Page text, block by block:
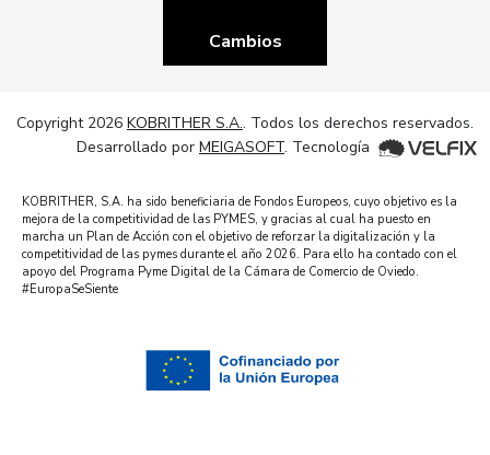
Cambios
Copyright 2026 KOBRITHER S.A.. Todos los derechos reservados.
Desarrollado por MEIGASOFT. Tecnología
KOBRITHER, S.A. ha sido beneficiaria de Fondos Europeos, cuyo objetivo es la
mejora de la competitividad de las PYMES, y gracias al cual ha puesto en
marcha un Plan de Acción con el objetivo de reforzar la digitalización y la
competitividad de las pymes durante el año 2026. Para ello ha contado con el
apoyo del Programa Pyme Digital de la Cámara de Comercio de Oviedo.
#EuropaSeSiente